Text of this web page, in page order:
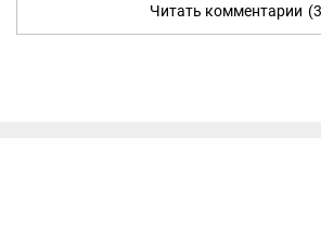
Читать комментарии